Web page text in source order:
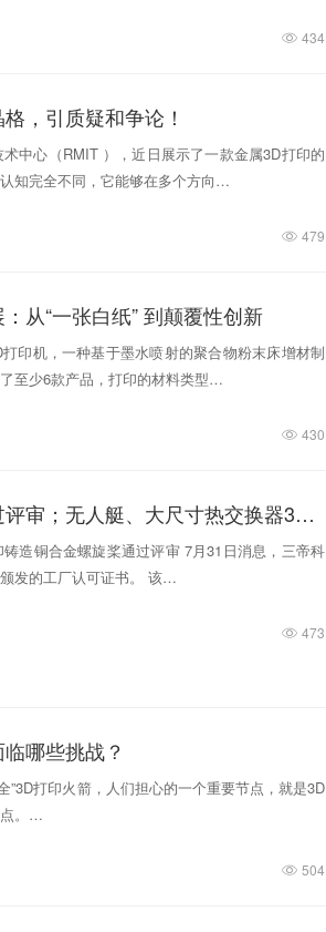
434
，引质疑和争论！
中心（RMIT ），近日展示了一款金属3D打印的
知完全不同，它能够在多个方向…
479
从“一张白纸” 到颠覆性创新
印机，一种基于墨水喷射的聚合物粉末床增材制
至少6款产品，打印的材料类型…
430
3D打印铸造铜合金螺旋桨通过评审；无人艇、大尺寸热交换器3D打印；人民网报道两家3D打印企业
造铜合金螺旋桨通过评审 7月31日消息，三帝科
发的工厂认可证书。 该…
473
哪些挑战？
”3D打印火箭，人们担心的一个重要节点，就是3D
点。…
504